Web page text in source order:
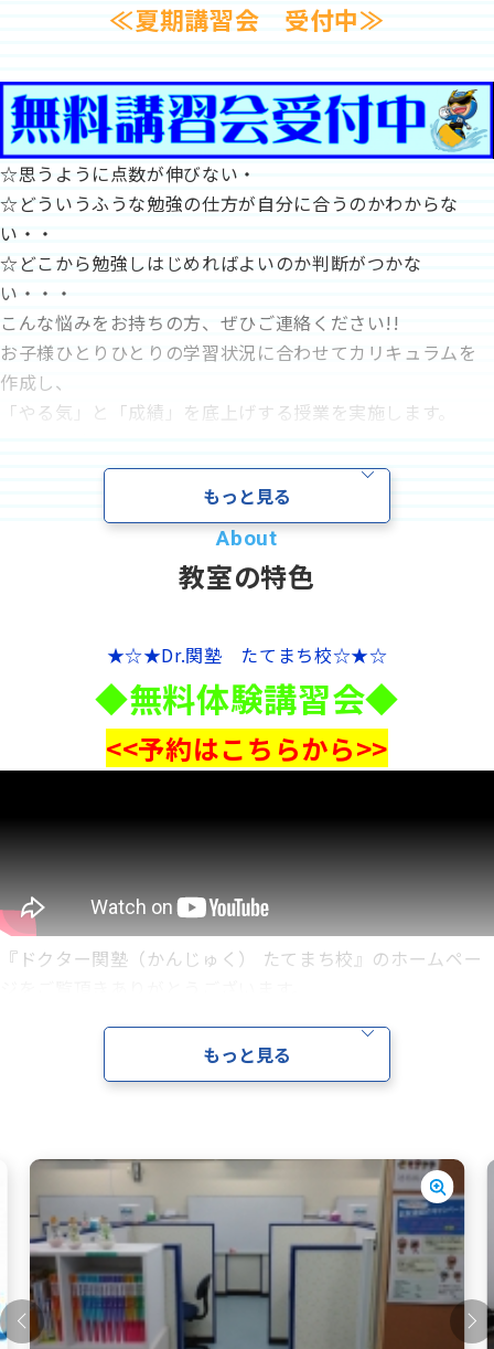
お知らせ
関塾コラム
お気軽にお問い合わせください！
無料体験授業
資料請求
お電話でのご相談はこちら
0120-86-3154
受付時間7:00〜24:00(年中無休)
お電話でのご相談はこちら
受付時間月曜日～金曜日 14:00～22:00
≪夏期講習会 受付中≫
☆思うように点数が伸びない・
☆どういうふうな勉強の仕方が自分に合うのかわからな
い・・
☆どこから勉強しはじめればよいのか判断がつかな
い・・・
こんな悩みをお持ちの方、ぜひご連絡ください!!
お子様ひとりひとりの学習状況に合わせてカリキュラムを
作成し、
「やる気」と「成績」を底上げする授業を実施します。
お申込みください。
【無料夏期講習会 実施要項】
～生徒2名 対 講師1名の授業を90分×全2回～
◆科 目◆ 数学(算数)英語 国語 理科 社会 から1科
◆期 間◆ お申込日より2週間以内に90分×2回を実施
◆学 費◆ 体験準備費として1000円をいただきます
◆時間割◆ 月曜日～金曜日
①15:20～16:50 ②17:00～18:30
◆コース◆ 生徒2名 対 講師1名の体験コース
もっと見る
教室の特色
★☆★Dr.関塾 たてまち校☆★☆
◆無料体験講習会◆
<<予約はこちらから>>
『ドクター関塾（かんじゅく） たてまち校』のホームペー
是非当校に足をお運びください。
たてまち校は成績を伸ばす学習塾です！
受験におきましては生徒各位の第一志望校合格にこだわり
高い進学実績を誇っています。
開校以来、八王子東高校、立川高校など自校作成校の合格
を始め
もっと見る